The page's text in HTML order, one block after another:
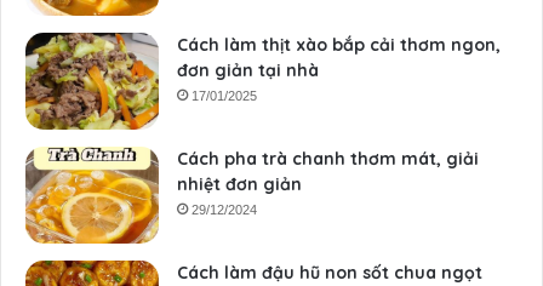
Cách làm thịt xào bắp cải thơm ngon,
đơn giản tại nhà
17/01/2025
Cách pha trà chanh thơm mát, giải
nhiệt đơn giản
29/12/2024
Cách làm đậu hũ non sốt chua ngọt